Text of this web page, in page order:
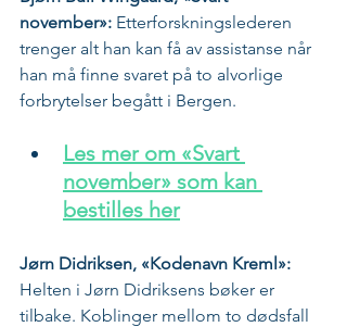
november»: Etterforskningslederen
trenger alt han kan få av assistanse når
han må finne svaret på to alvorlige
forbrytelser begått i Bergen.
Les mer om «Svart
november» som kan
bestilles her
Jørn Didriksen, «Kodenavn Kreml»:
Helten i Jørn Didriksens bøker er
tilbake. Koblinger mellom to dødsfall